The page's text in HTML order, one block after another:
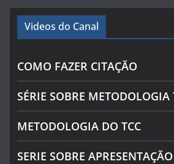
Videos do Canal
COMO FAZER CITAÇÃO
SÉRIE SOBRE METODOLOGIA
METODOLOGIA DO TCC
SERIE SOBRE